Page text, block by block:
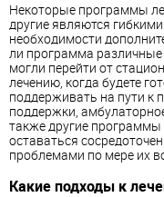
Некоторые программы
другие являются
необходимости
ли программа
могли перейти от
лечению, когда будете
поддерживать на пути к
поддержки,
также другие
оставаться
проблемами по мере их
Какие подходы к